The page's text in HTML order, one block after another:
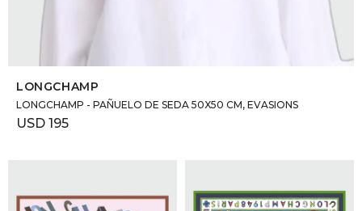
LONGCHAMP
LONGCHAMP - PAÑUELO DE SEDA 50X50 CM, EVASIONS
USD 195